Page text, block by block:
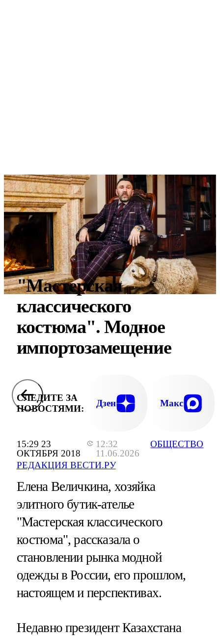
15:29 23
ОКТЯБРЯ 2018
12:32
11.06.2026
РЕДАКЦИЯ ВЕСТИ.РУ
ОБЩЕСТВО
"Мастерская
классического
костюма". Модное
импортозамещение
СЛЕДИТЕ ЗА
НОВОСТЯМИ:
Дзен Макс
Елена Величкина, хозяйка
элитного бутик-ателье
"Мастерская классического
костюма", рассказала о
становлении рынка модной
одежды в России, его прошлом,
настоящем и перспективах.
Недавно президент Казахстана